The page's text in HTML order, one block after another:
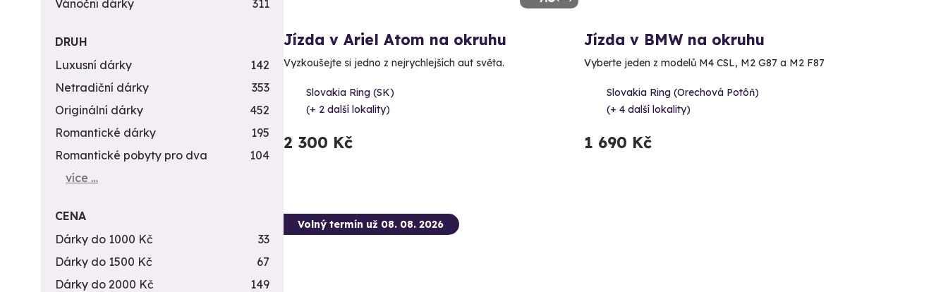
Jízda v Ariel Atom na okruhu
Vyzkoušejte si jedno z nejrychlejších aut světa.
Slovakia Ring (SK)
(+ 2 další lokality)
2 300 Kč
Jízda v BMW na okruhu
Vyberte jeden z modelů M4 CSL, M2 G87 a M2 F87
Slovakia Ring (Orechová Potôň)
(+ 4 další lokality)
1 690 Kč
Volný termín už 08. 08. 2026
Vánoční dárky
311
DRUH
Luxusní dárky
142
Netradiční dárky
353
Originální dárky
452
Romantické dárky
195
Romantické pobyty pro dva
104
více …
CENA
Dárky do 1000 Kč
33
Dárky do 1500 Kč
67
Dárky do 2000 Kč
149